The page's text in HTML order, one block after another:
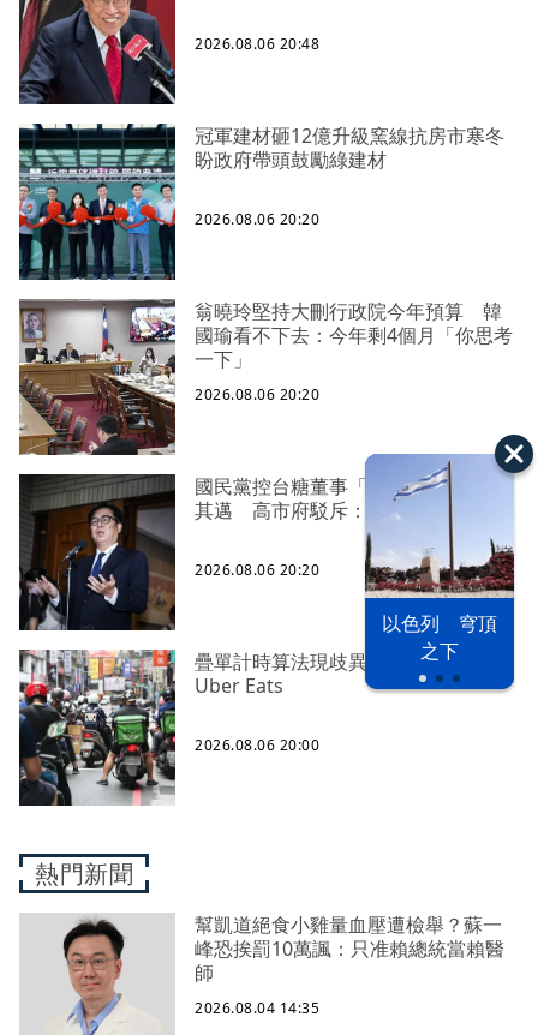
以色列 穹頂
之下
2026.08.06 20:48
冠軍建材砸12億升級窯線抗房市寒冬
盼政府帶頭鼓勵綠建材
2026.08.06 20:20
翁曉玲堅持大刪行政院今年預算 韓
國瑜看不下去：今年剩4個月「你思考
一下」
2026.08.06 20:20
國民黨控台糖董事「綠友友」點名陳
其邁 高市府駁斥：毫無事實依據
2026.08.06 20:20
疊單計時算法現歧異 外送工會開戰
Uber Eats
2026.08.06 20:00
熱門新聞
幫凱道絕食小雞量血壓遭檢舉？蘇一
峰恐挨罰10萬諷：只准賴總統當賴醫
師
2026.08.04 14:35